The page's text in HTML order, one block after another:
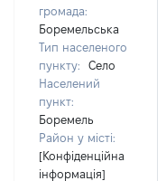
громада:
Боремельська
Тип населеного
пункту:
Село
Населений
пункт:
Боремель
Район у місті:
[Конфіденційна
інформація]